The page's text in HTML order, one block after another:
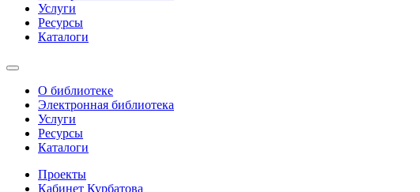
Услуги
Ресурсы
Каталоги
О библиотеке
Электронная библиотека
Услуги
Ресурсы
Каталоги
Проекты
Кабинет Курбатова